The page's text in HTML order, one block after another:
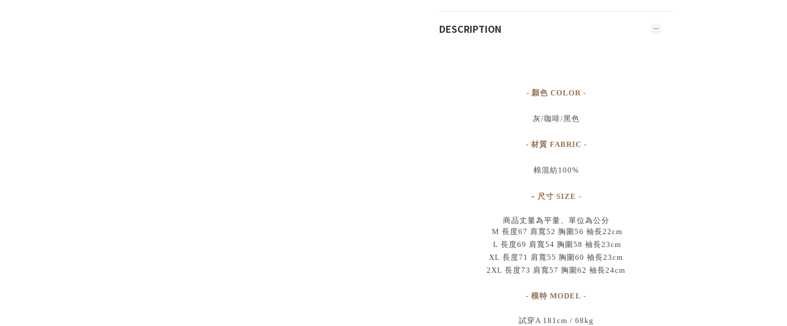
DESCRIPTION
- 顏色 COLOR -
灰/咖啡/黑色
- 材質 FABRIC -
棉混紡100%
- 尺寸 SIZE -
商品丈量為平量、單位為公分
M 長度67 肩寬52 胸圍56 袖長22cm
L 長度69 肩寬54 胸圍58 袖長23cm
XL 長度71 肩寬55 胸圍60 袖長23cm
2XL 長度73 肩寬57 胸圍62 袖長24cm
- 模特 MODEL -
試穿A 181cm / 68kg